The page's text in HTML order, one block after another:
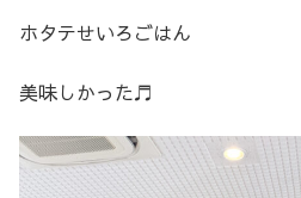
ホタテせいろごはん
美味しかった♬